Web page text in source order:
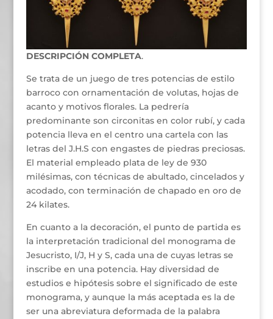
DESCRIPCIÓN COMPLETA.
Se trata de un juego de tres potencias de estilo
barroco con ornamentación de volutas, hojas de
acanto y motivos florales. La pedrería
predominante son circonitas en color rubí, y cada
potencia lleva en el centro una cartela con las
letras del J.H.S con engastes de piedras preciosas.
El material empleado plata de ley de 930
milésimas, con técnicas de abultado, cincelados y
acodado, con terminación de chapado en oro de
24 kilates.
En cuanto a la decoración, el punto de partida es
la interpretación tradicional del monograma de
Jesucristo, I/J, H y S, cada una de cuyas letras se
inscribe en una potencia. Hay diversidad de
estudios e hipótesis sobre el significado de este
monograma, y aunque la más aceptada es la de
ser una abreviatura deformada de la palabra